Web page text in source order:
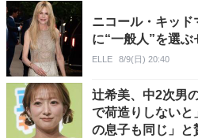
ニコール・キッ
に“一般人”を選ぶ
ELLE 8/9(日) 20:40
辻希美、中2次男
で荷造りしないと
の息子も同じ」と